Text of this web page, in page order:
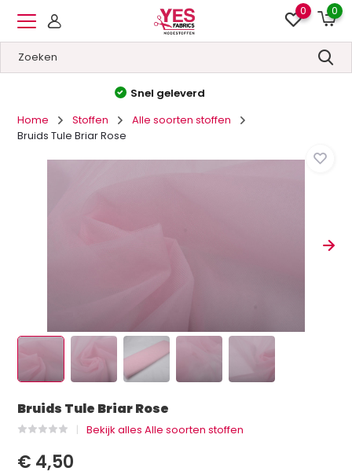
0 0
Hoge kwaliteit&Lage prijzen
Home
Stoffen
Alle soorten stoffen
Bruids Tule Briar Rose
Bruids Tule Briar Rose
Bekijk alles Alle soorten stoffen
€ 4,50